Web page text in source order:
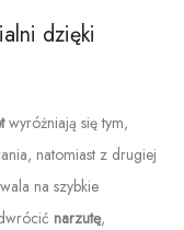
dzięki
wyróżniają się tym,
natomiast z drugiej
na szybkie
narzutę,